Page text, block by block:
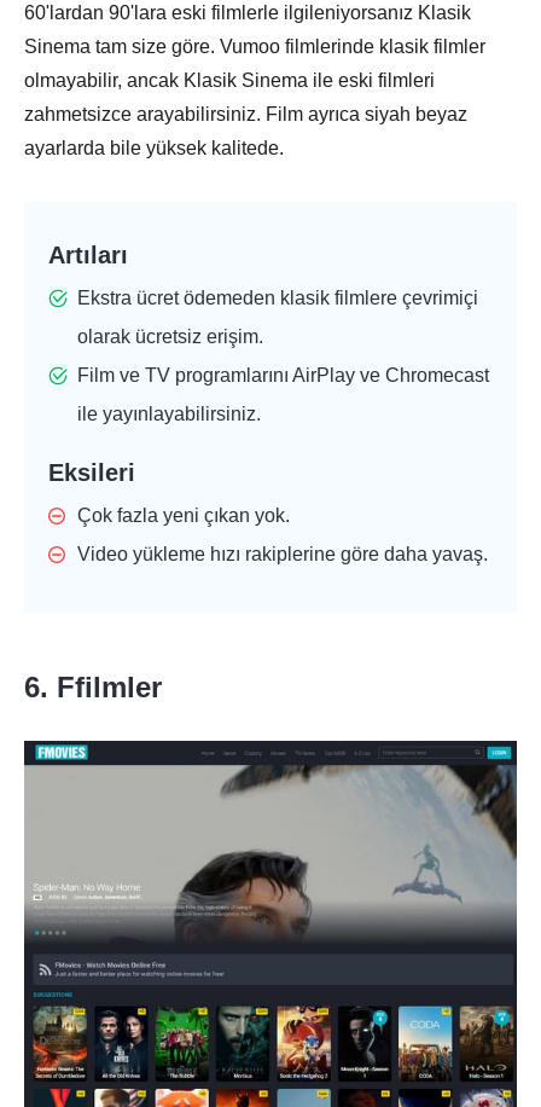
60'lardan 90'lara eski filmlerle ilgileniyorsanız Klasik
Sinema tam size göre. Vumoo filmlerinde klasik filmler
olmayabilir, ancak Klasik Sinema ile eski filmleri
zahmetsizce arayabilirsiniz. Film ayrıca siyah beyaz
ayarlarda bile yüksek kalitede.
Artıları
Ekstra ücret ödemeden klasik filmlere çevrimiçi
olarak ücretsiz erişim.
Film ve TV programlarını AirPlay ve Chromecast
ile yayınlayabilirsiniz.
Eksileri
Çok fazla yeni çıkan yok.
Video yükleme hızı rakiplerine göre daha yavaş.
6. Ffilmler